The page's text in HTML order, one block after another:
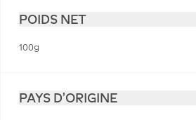
POIDS NET
100g
PAYS D'ORIGINE